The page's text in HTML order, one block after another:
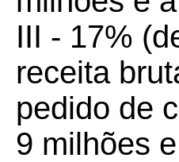
III - 17%
receita
pedido de
9 milhões